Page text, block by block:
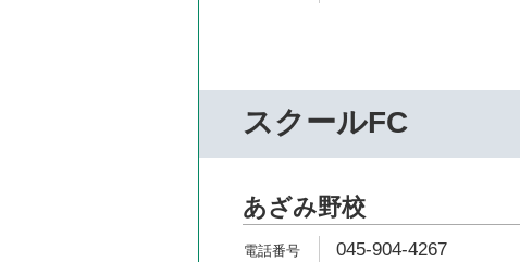
スクールFC
あざみ野校
045-904-4267